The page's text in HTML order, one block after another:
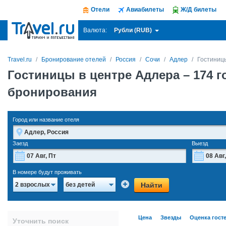
Отели Авиабилеты Ж/Д билеты
Валюта: Рубли (RUB)
Travel.ru Бронирование отелей Россия Сочи Адлер
Гостиницы в центре Адлера– 174
бронирования
Город или название отеля
Заезд
Пн Вт Ср Чт Пт Сб Вс
27 28 29 30 1 2
Выезд
В номере будут проживать
2 взрослых без детей Найти
Уточнить поиск Цена Звезды Оценка